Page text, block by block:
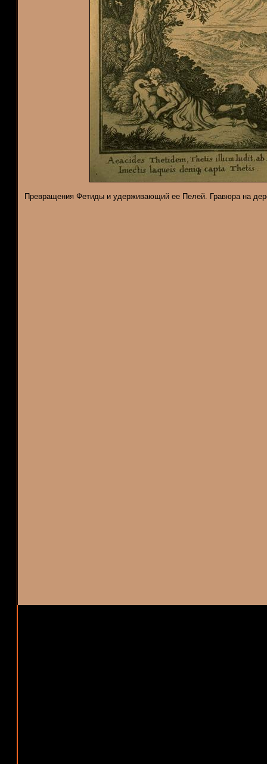
Превращения Фетиды и удерживающий ее Пелей. Гравюра на